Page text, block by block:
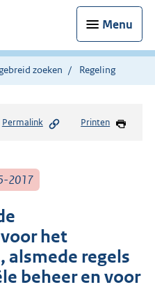
Menu
zoeken Regeling
Permalink Printen
2017
het
alsmede regels
beheer en voor